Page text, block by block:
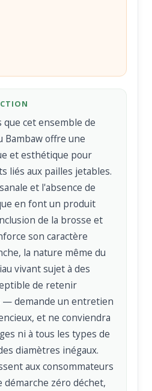
que cet ensemble de
Bambaw offre une
et esthétique pour
liés aux pailles jetables.
et l'absence de
en font un produit
de la brosse et
son caractère
la nature même du
vivant sujet à des
de retenir
— demande un entretien
et ne conviendra
ni à tous les types de
diamètres inégaux.
aux consommateurs
démarche zéro déchet,